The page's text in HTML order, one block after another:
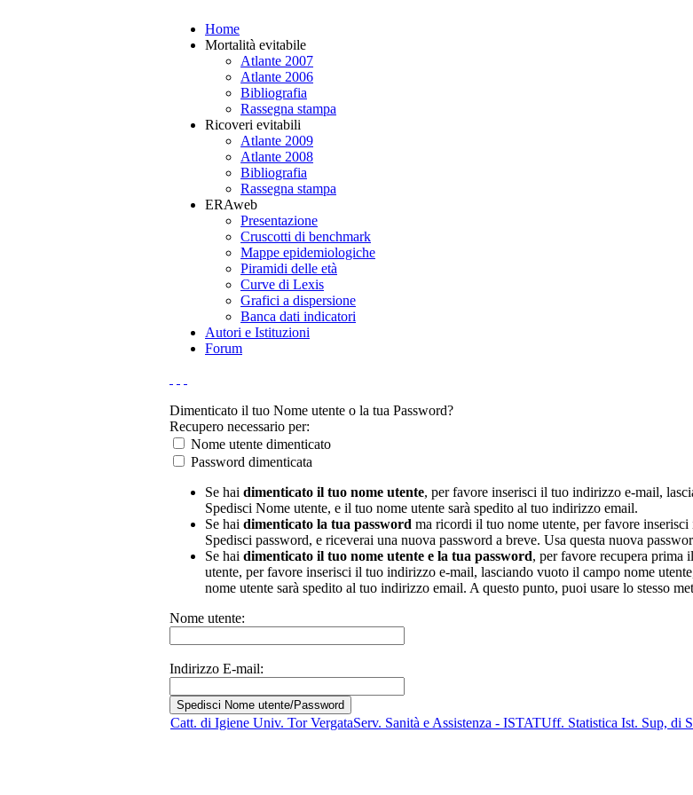
Home
Mortalità evitabile
Atlante 2007
Atlante 2006
Bibliografia
Rassegna stampa
Ricoveri evitabili
Atlante 2009
Atlante 2008
Bibliografia
Rassegna stampa
ERAweb
Presentazione
Cruscotti di benchmark
Mappe epidemiologiche
Piramidi delle età
Curve di Lexis
Grafici a dispersione
Banca dati indicatori
Autori e Istituzioni
Forum
Dimenticato il tuo Nome utente o la tua Password?
Recupero necessario per:
Nome utente dimenticato
Password dimenticata
Se hai dimenticato il tuo nome utente, per favore inserisci il tuo indirizzo e-mail,
Spedisci Nome utente, e il tuo nome utente sarà spedito al tuo indirizzo email.
Se hai dimenticato la tua password ma ricordi il tuo nome utente, per favore
Spedisci password, e riceverai una nuova password a breve. Usa questa nuova
Se hai dimenticato il tuo nome utente e la tua password, per favore recupera prima
utente, per favore inserisci il tuo indirizzo e-mail, lasciando vuoto il campo nome
nome utente sarà spedito al tuo indirizzo email. A questo punto, puoi usare lo stesso
Nome utente:
Indirizzo E-mail:
Catt. di Igiene Univ. Tor VergataServ. Sanità e Assistenza - ISTATUff. Statistica Ist. Sup, di